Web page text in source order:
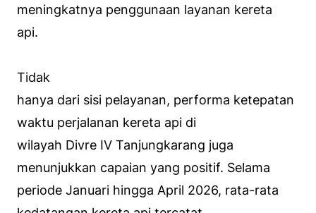
meningkatnya penggunaan layanan kereta
api.
Tidak
hanya dari sisi pelayanan, performa ketepatan
waktu perjalanan kereta api di
wilayah Divre IV Tanjungkarang juga
menunjukkan capaian yang positif. Selama
periode Januari hingga April 2026, rata-rata